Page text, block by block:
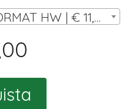
SET 14 MINIATURE FORMAT HW | € 11,00